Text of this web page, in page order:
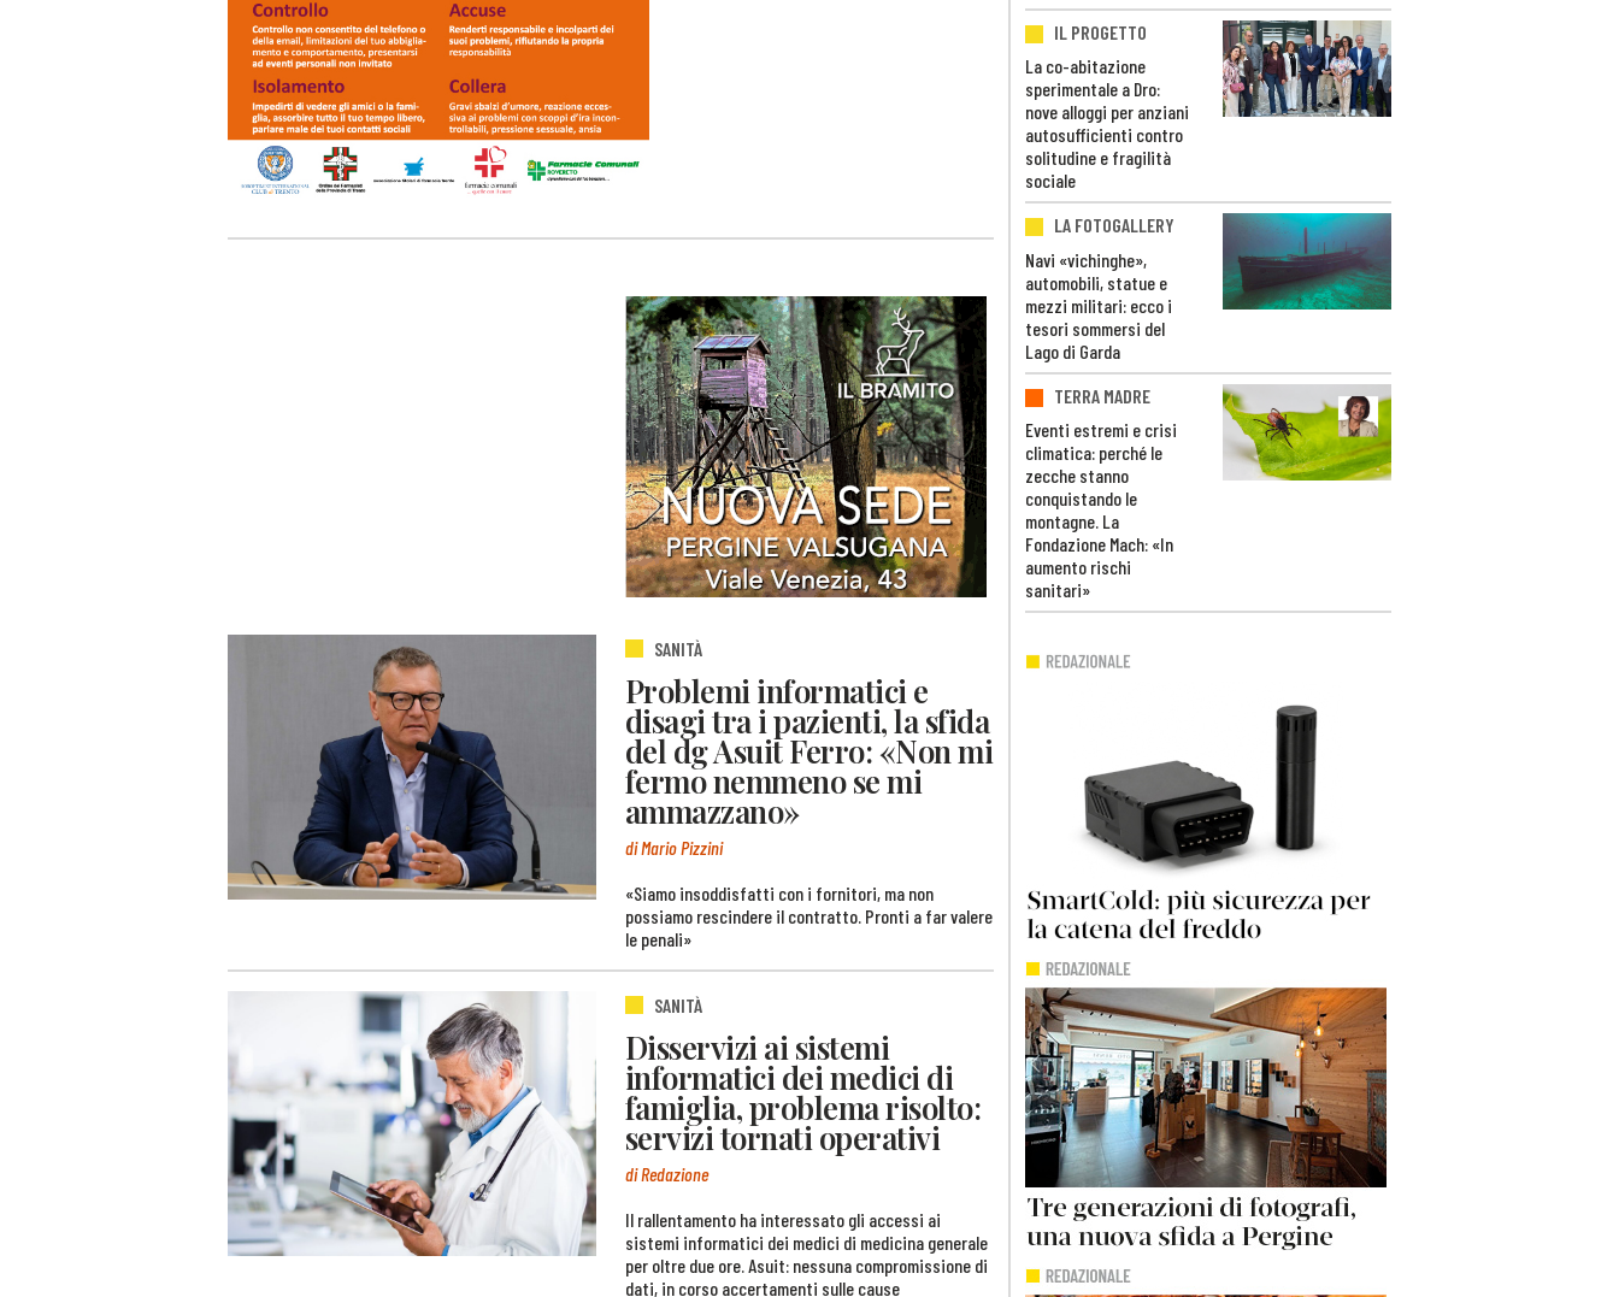
SANITÀ
Problemi informatici e
disagi tra i pazienti, la sfida
del dg Asuit Ferro: «Non mi
fermo nemmeno se mi
ammazzano»
di Mario Pizzini
«Siamo insoddisfatti con i fornitori, ma non
possiamo rescindere il contratto. Pronti a far valere
le penali»
SANITÀ
Disservizi ai sistemi
informatici dei medici di
famiglia, problema risolto:
servizi tornati operativi
di Redazione
Il rallentamento ha interessato gli accessi ai
sistemi informatici dei medici di medicina generale
per oltre due ore. Asuit: nessuna compromissione di
dati, in corso accertamenti sulle cause
IL PROGETTO
La co-abitazione
sperimentale a Dro:
nove alloggi per anziani
autosufficienti contro
solitudine e fragilità
sociale
LA FOTOGALLERY
Navi «vichinghe»,
automobili, statue e
mezzi militari: ecco i
tesori sommersi del
Lago di Garda
TERRA MADRE
Eventi estremi e crisi
climatica: perché le
zecche stanno
conquistando le
montagne. La
Fondazione Mach: «In
aumento rischi
sanitari»